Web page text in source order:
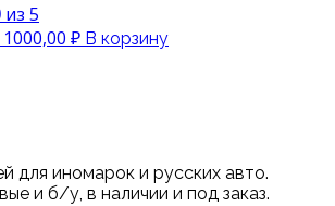
из 5
Первоначальная
1000,00 ₽Текущая
В корзину
для иномарок и русских авто.
и б/у, в наличии и под заказ.